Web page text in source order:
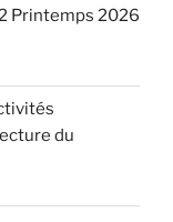
Printemps 2026
du